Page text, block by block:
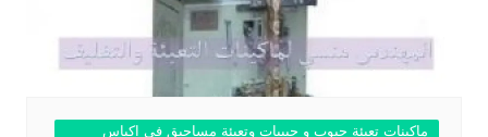
ماكينات تعبئة حبوب و حبيبات وتعبئة مساحيق في اكياس